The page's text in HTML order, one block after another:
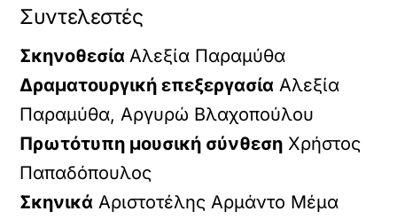
Συντελεστές
ΣκηνοθεσίαΑλεξία Παραμύθα
Δραματουργική επεξεργασία Αλεξία
Παραμύθα, Αργυρώ Βλαχοπούλου
Πρωτότυπη μουσική σύνθεση Χρήστος
Παπαδόπουλος
Σκηνικά Αριστοτέλης Αρμάντο Μέμα